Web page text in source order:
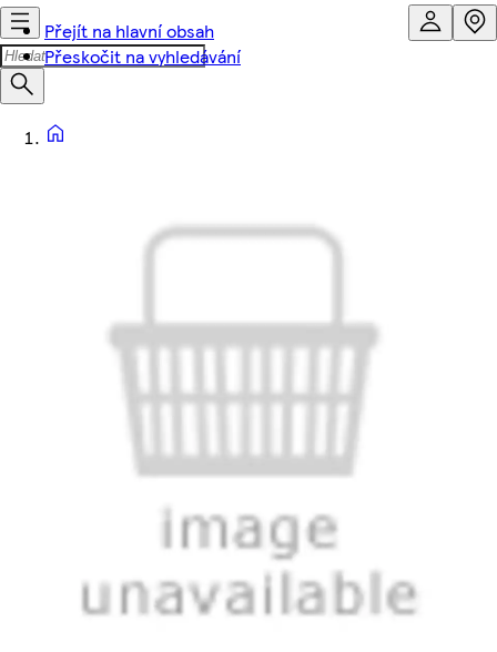
Přejít na hlavní obsah
Přeskočit na vyhledávání